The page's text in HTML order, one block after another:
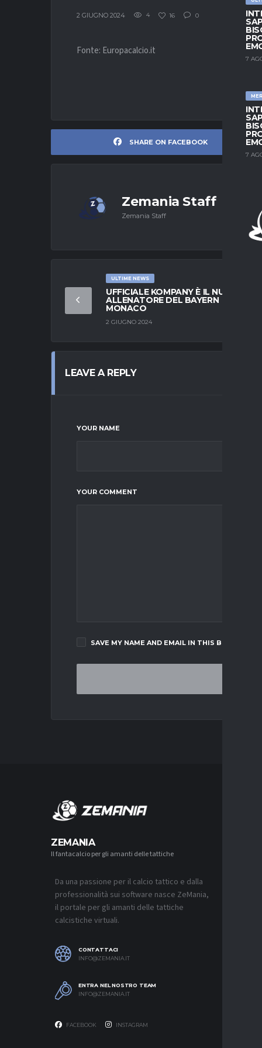
7
7
2 GIUGNO 2024 4 16 0
Fonte: Europacalcio.it
SHARE ON FACEBOOK
Zemania Staff
Zemania Staff
ULTIME NEWS
UFFICIALE KOMPANY È IL NUOVO
ALLENATORE DEL BAYERN
MONACO
2 GIUGNO 2024
LEAVE A REPLY
YOUR NAME
YOUR COMMENT
SAVE MY NAME AND EMAIL IN THIS BROWSER
ZEMANIA
Il fantacalcio per gli amanti delle tattiche
Da una passione per il calcio tattico e dalla
professionalità sui software nasce ZeMania,
il portale per gli amanti delle tattiche
calcistiche virtuali.
CONTATTACI
INFO@ZEMANIA.IT
ENTRA NEL NOSTRO TEAM
INFO@ZEMANIA.IT
FACEBOOK INSTAGRAM